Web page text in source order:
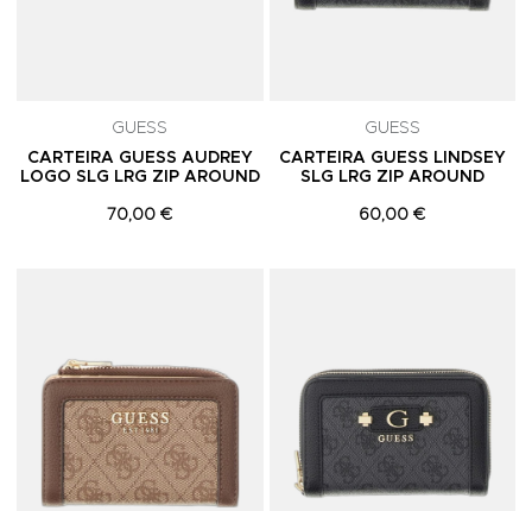
GUESS
CARTEIRA GUESS AUDREY
LOGO SLG LRG ZIP AROUND
70,00 €
GUESS
CARTEIRA GUESS LINDSEY
SLG LRG ZIP AROUND
60,00 €